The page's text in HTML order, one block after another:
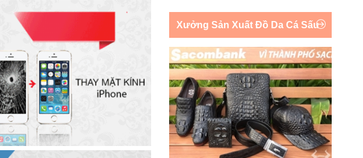
Xưởng Sản Xuất Đồ Da Cá Sấu